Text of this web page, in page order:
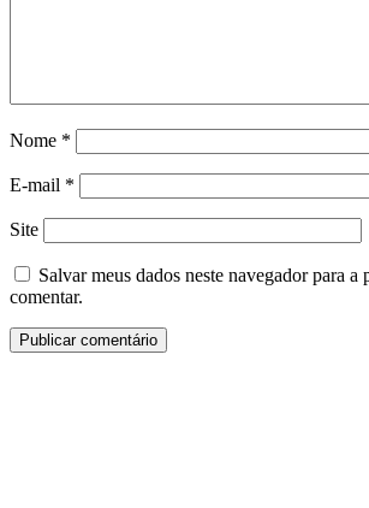
Nome *
E-mail *
Site
Salvar meus dados neste navegador para a
comentar.